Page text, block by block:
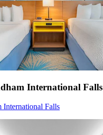
International Falls
International Falls